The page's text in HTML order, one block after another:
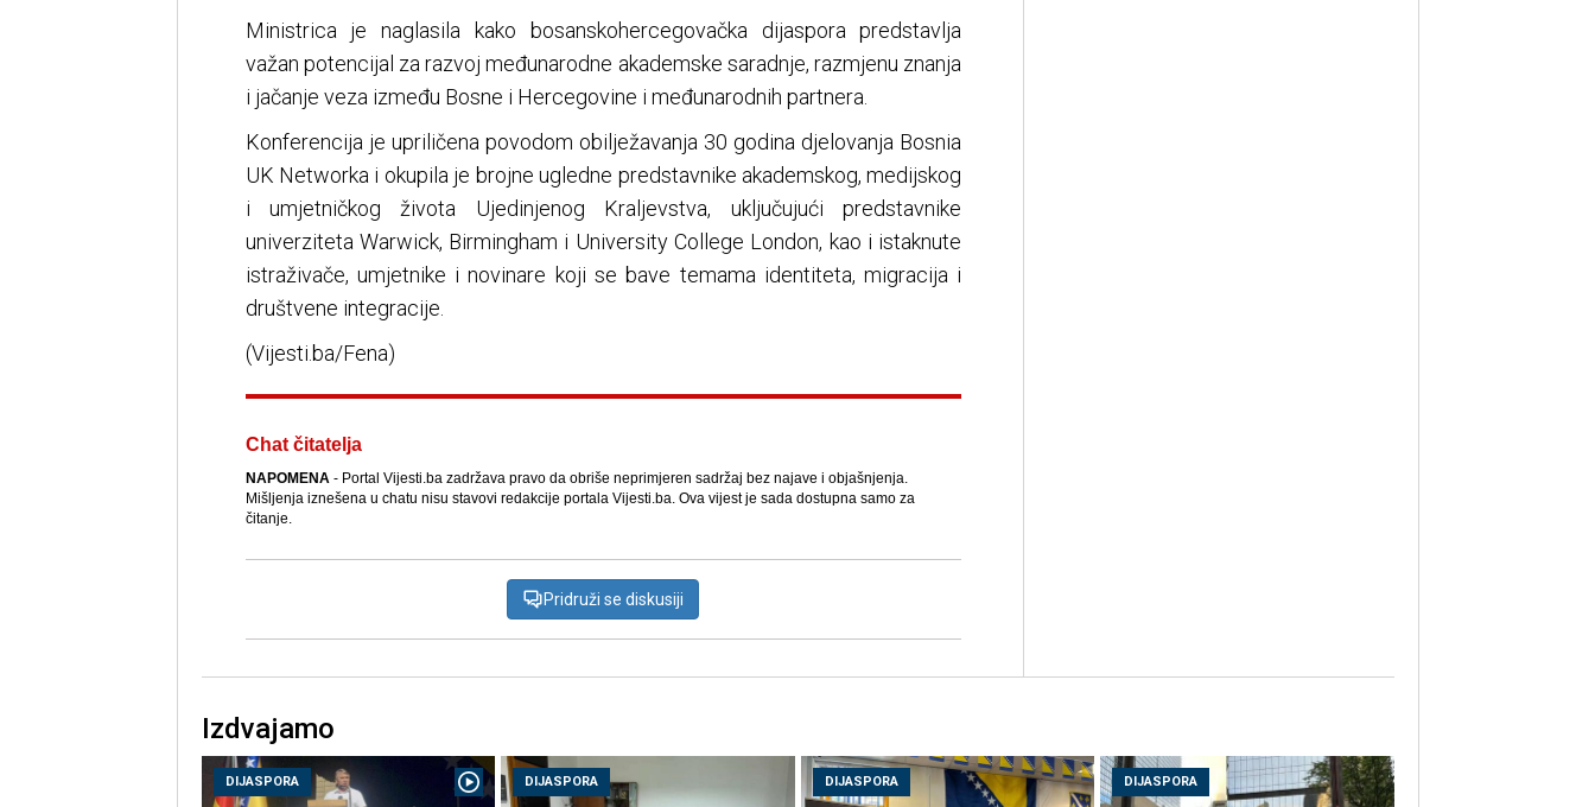
Ministrica je naglasila kako bosanskohercegovačka dijaspora predstavlja
važan potencijal za razvoj međunarodne akademske saradnje, razmjenu znanja
i jačanje veza između Bosne i Hercegovine i međunarodnih partnera.
Konferencija je upriličena povodom obilježavanja 30 godina djelovanja Bosnia
UK Networka i okupila je brojne ugledne predstavnike akademskog, medijskog
i umjetničkog života Ujedinjenog Kraljevstva, uključujući predstavnike
univerziteta Warwick, Birmingham i University College London, kao i istaknute
istraživače, umjetnike i novinare koji se bave temama identiteta, migracija i
društvene integracije.
(Vijesti.ba/Fena)
Chat čitatelja
NAPOMENA- Portal Vijesti.ba zadržava pravo da obriše neprimjeren sadržaj bez najave i objašnjenja.
Mišljenja iznešena u chatu nisu stavovi redakcije portala Vijesti.ba. Ova vijest je sada dostupna samo za
čitanje.
Pridruži se diskusiji
Izdvajamo
DIJASPORA DIJASPORA DIJASPORA DIJASPORA